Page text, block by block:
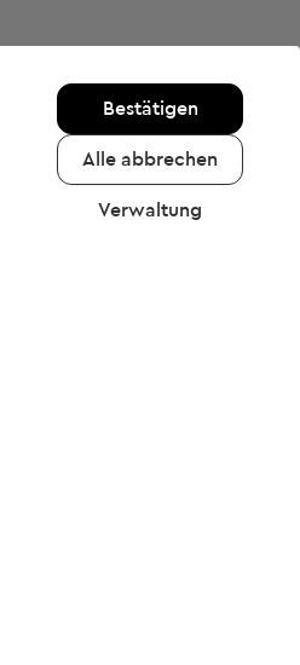
Bestätigen
Alle abbrechen
Verwaltung